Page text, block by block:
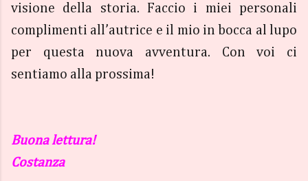
visione della storia. Faccio i miei personali
complimenti all’autrice e il mio in bocca al lupo
per questa nuova avventura. Con voi ci
sentiamo alla prossima!
Buona lettura!
Costanza